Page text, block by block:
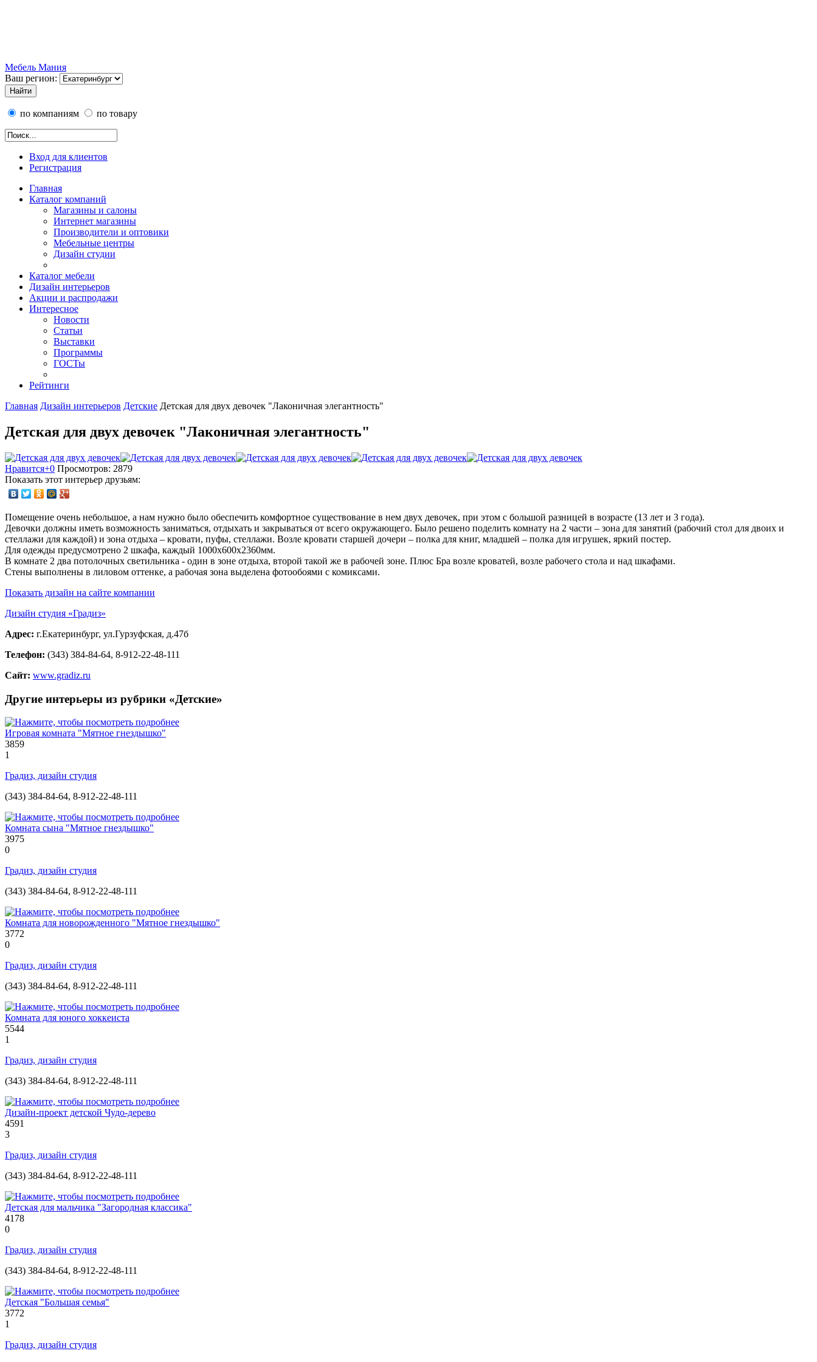
Мебель Мания
Ваш регион:
по компаниям по товару
Вход для клиентов
Регистрация
Главная
Каталог компаний
Магазины и салоны
Интернет магазины
Производители и оптовики
Мебельные центры
Дизайн студии
Каталог мебели
Дизайн интерьеров
Акции и распродажи
Интересное
Новости
Статьи
Выставки
Программы
ГОСТы
Рейтинги
Главная Дизайн интерьеров Детские Детская для двух девочек "Лаконичная элегантность"
Детская для двух девочек "Лаконичная элегантность"
Нравится+0 Просмотров: 2879
Показать этот интерьер друзьям:
Помещение очень небольшое, а нам нужно было обеспечить комфортное существование в нем двух девочек, при этом с большой разницей в возрасте (13 лет и 3 года).
Девочки должны иметь возможность заниматься, отдыхать и закрываться от всего окружающего. Было решено поделить комнату на 2 части – зона для занятий (рабочий стол для двоих и
стеллажи для каждой) и зона отдыха – кровати, пуфы, стеллажи. Возле кровати старшей дочери – полка для книг, младшей – полка для игрушек, яркий постер.
Для одежды предусмотрено 2 шкафа, каждый 1000х600х2360мм.
В комнате 2 два потолочных светильника - один в зоне отдыха, второй такой же в рабочей зоне. Плюс Бра возле кроватей, возле рабочего стола и над шкафами.
Стены выполнены в лиловом оттенке, а рабочая зона выделена фотообоями с комиксами.
Показать дизайн на сайте компании
Дизайн студия «Градиз»
Адрес: г.Екатеринбург, ул.Гурзуфская, д.47б
Телефон: (343) 384-84-64, 8-912-22-48-111
Сайт: www.gradiz.ru
Другие интерьеры из рубрики «Детские»
Игровая комната "Мятное гнездышко"
3859
1
Градиз, дизайн студия
(343) 384-84-64, 8-912-22-48-111
Комната сына "Мятное гнездышко"
3975
0
Градиз, дизайн студия
(343) 384-84-64, 8-912-22-48-111
Комната для новорожденного "Мятное гнездышко"
3772
0
Градиз, дизайн студия
(343) 384-84-64, 8-912-22-48-111
Комната для юного хоккеиста
5544
1
Градиз, дизайн студия
(343) 384-84-64, 8-912-22-48-111
Дизайн-проект детской Чудо-дерево
4591
3
Градиз, дизайн студия
(343) 384-84-64, 8-912-22-48-111
Детская для мальчика "Загородная классика"
4178
0
Градиз, дизайн студия
(343) 384-84-64, 8-912-22-48-111
Детская "Большая семья"
3772
1
Градиз, дизайн студия